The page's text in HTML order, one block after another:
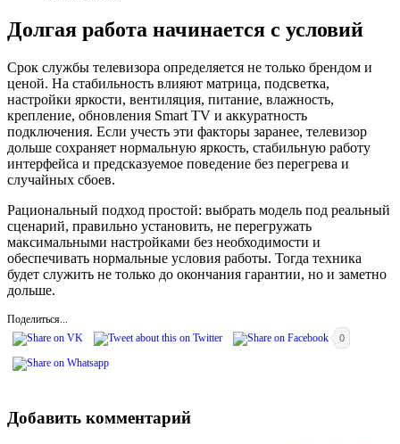
Долгая работа начинается с условий
Срок службы телевизора определяется не только брендом и
ценой. На стабильность влияют матрица, подсветка,
настройки яркости, вентиляция, питание, влажность,
крепление, обновления Smart TV и аккуратность
подключения. Если учесть эти факторы заранее, телевизор
дольше сохраняет нормальную яркость, стабильную работу
интерфейса и предсказуемое поведение без перегрева и
случайных сбоев.
Рациональный подход простой: выбрать модель под реальный
сценарий, правильно установить, не перегружать
максимальными настройками без необходимости и
обеспечивать нормальные условия работы. Тогда техника
будет служить не только до окончания гарантии, но и заметно
дольше.
Поделиться...
0
Добавить комментарий